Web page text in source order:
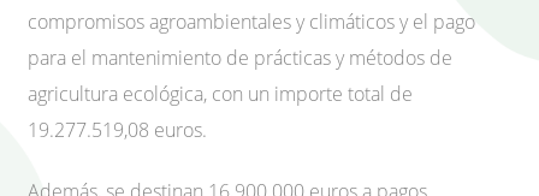
compromisos agroambientales y climáticos y el pago
para el mantenimiento de prácticas y métodos de
agricultura ecológica, con un importe total de
19.277.519,08 euros.